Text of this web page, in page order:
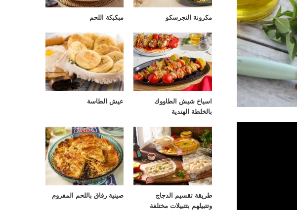
مكرونة النجرسكو مبكبكة اللحم
اسياخ شيش الطاووك
بالخلطة الهندية
عيش الطاسة
طريقة تقسيم الدجاج
وتتبيلهم بتتبيلات مختلفة
صينية رقاق باللحم المفروم